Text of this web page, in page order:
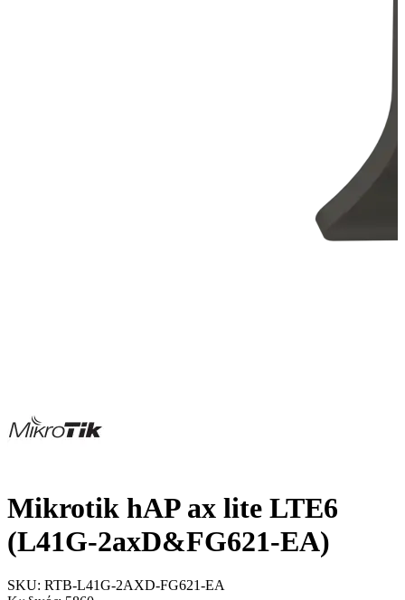
Mikrotik hAP ax lite LTE6
(L41G-2axD&FG621-EA)
SKU: RTB-L41G-2AXD-FG621-EA